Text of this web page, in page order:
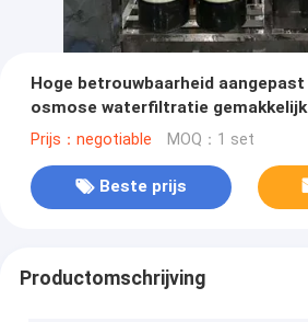
Hoge betrouwbaarheid
osmose waterfiltratie
Prijs：negotiable MOQ：1 set
Beste prijs
Productomschrijving